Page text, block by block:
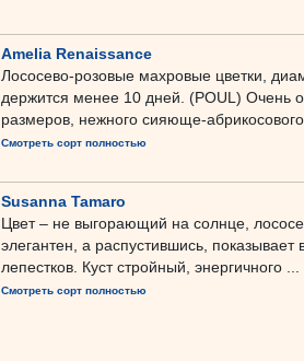
Amelia Renaissance
Лососево-розовые махровые цветки,
держится менее 10 дней. (POUL) Очень
размеров, нежного сияюще-
Смотреть сорт полностью
Susanna Tamaro
Цвет – не выгорающий на солнце,
элегантен, а распустившись,
лепестков. Куст стройный, энергичного ...
Смотреть сорт полностью